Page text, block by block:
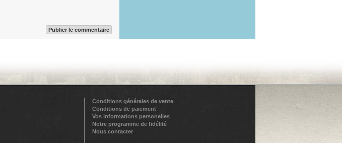
Publier le commentaire
Conditions générales de vente
Conditions de paiement
Vos informations personelles
Notre programme de fidélité
Nous contacter